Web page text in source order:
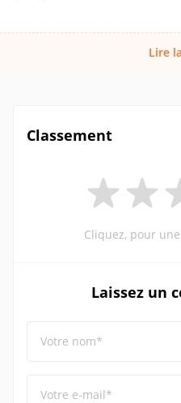
Lire
Classement
Cliquez, pour
Laissez un
Votre nom*
Votre e-mail*